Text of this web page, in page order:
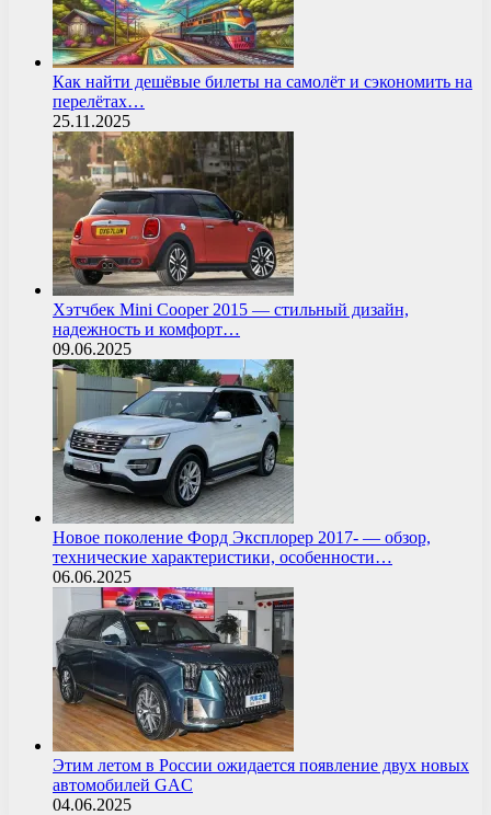
Как найти дешёвые билеты на самолёт и сэкономить на
перелётах…
25.11.2025
Хэтчбек Mini Cooper 2015 — стильный дизайн,
надежность и комфорт…
09.06.2025
Новое поколение Форд Эксплорер 2017- — обзор,
технические характеристики, особенности…
06.06.2025
Этим летом в России ожидается появление двух новых
автомобилей GAC
04.06.2025